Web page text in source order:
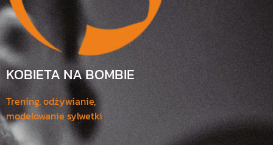
KOBIETA NA BOMBIE
Trening, odżywianie,
modelowanie sylwetki